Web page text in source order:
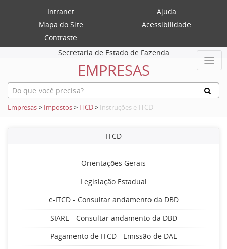
Intranet
Ajuda
Mapa do Site
Acessibilidade
Contraste
Secretaria de Estado de Fazenda
EMPRESAS
Empresas> Impostos> ITCD> Instruções e-ITCD
ITCD
Orientações Gerais
Legislação Estadual
e-ITCD - Consultar andamento da DBD
SIARE - Consultar andamento da DBD
Pagamento de ITCD - Emissão de DAE